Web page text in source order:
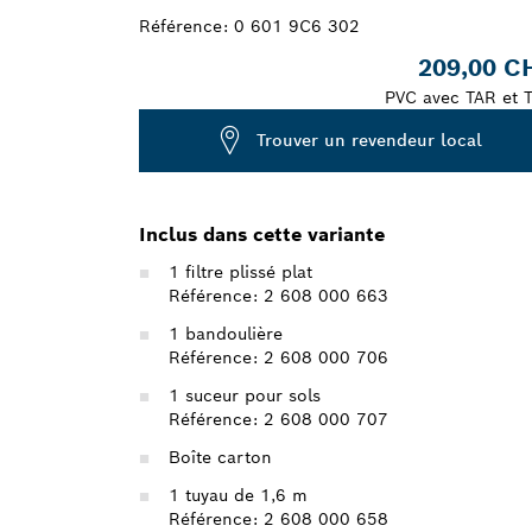
Référence: 0 601 9C6 302
209,00
PVC avec TAR et
Trouver un revendeur local
Inclus dans cette variante
1 filtre plissé plat
Référence: 2 608 000 663
1 bandoulière
Référence: 2 608 000 706
1 suceur pour sols
Référence: 2 608 000 707
Boîte carton
1 tuyau de 1,6 m
Référence: 2 608 000 658